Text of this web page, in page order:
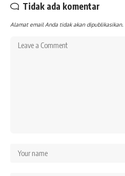
Tidak ada komentar
Alamat email Anda tidak akan dipublikasikan.